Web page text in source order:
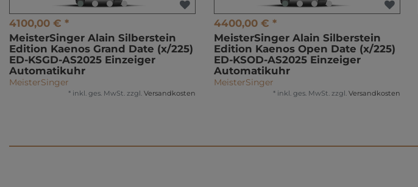
4100,00 € *
MeisterSinger Alain Silberstein
Edition Kaenos Grand Date (x/225)
ED-KSGD-AS2025 Einzeiger
Automatikuhr
MeisterSinger
* inkl. ges. MwSt. zzgl. Versandkosten
4400,00 € *
MeisterSinger Alain Silberstein
Edition Kaenos Open Date (x/225)
ED-KSOD-AS2025 Einzeiger
Automatikuhr
MeisterSinger
* inkl. ges. MwSt. zzgl. Versandkosten